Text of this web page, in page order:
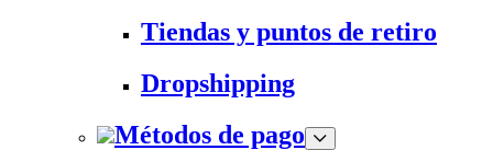
Tiendas y puntos de retiro
Dropshipping
Métodos de pago